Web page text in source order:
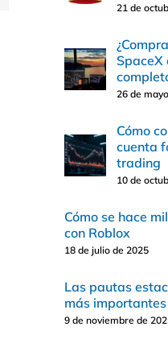
21 de
SpaceX
26 de
Cómo
cuenta
trading
10 de
Cómo se hace
con Roblox
18 de julio de 2025
Las pautas
más
9 de noviembre de